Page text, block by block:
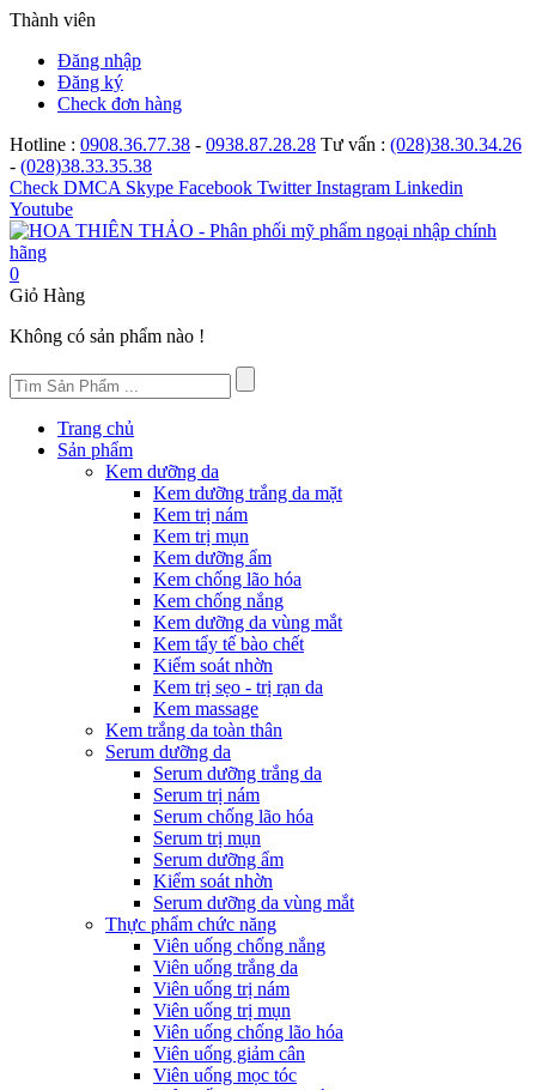
Thành viên
Đăng nhập
Đăng ký
Check đơn hàng
Hotline : 0908.36.77.38 - 0938.87.28.28 Tư vấn : (028)38.30.34.26
- (028)38.33.35.38
Check DMCA Skype Facebook Twitter Instagram Linkedin
Youtube
0
Giỏ Hàng
Không có sản phẩm nào !
Trang chủ
Sản phẩm
Kem dưỡng da
Kem dưỡng trắng da mặt
Kem trị nám
Kem trị mụn
Kem dưỡng ẩm
Kem chống lão hóa
Kem chống nắng
Kem dưỡng da vùng mắt
Kem tẩy tế bào chết
Kiểm soát nhờn
Kem trị sẹo - trị rạn da
Kem massage
Kem trắng da toàn thân
Serum dưỡng da
Serum dưỡng trắng da
Serum trị nám
Serum chống lão hóa
Serum trị mụn
Serum dưỡng ẩm
Kiểm soát nhờn
Serum dưỡng da vùng mắt
Thực phẩm chức năng
Viên uống chống nắng
Viên uống trắng da
Viên uống trị nám
Viên uống trị mụn
Viên uống chống lão hóa
Viên uống giảm cân
Viên uống mọc tóc